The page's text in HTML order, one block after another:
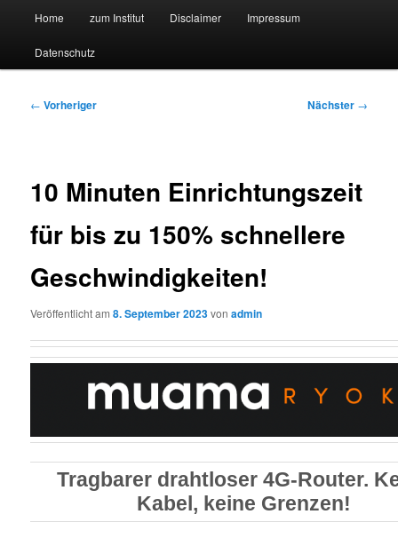
Suchmaschine Forschung und
Technologie
Zum
primären
Zum
sekundären
Home zum Institut Disclaimer Impressum
Datenschutz
Beitragsnavigation
← Vorheriger Nächster →
10 Minuten Einrichtungszeit
für bis zu 150% schnellere
Geschwindigkeiten!
Veröffentlicht am8. September 2023vonadmin
Tragbarer drahtloser 4G-Router.
Kabel, keine Grenzen!